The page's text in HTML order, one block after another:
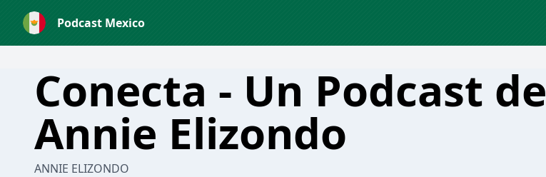
Podcast Mexico
Conecta - Un Podcast de
Annie Elizondo
ANNIE ELIZONDO